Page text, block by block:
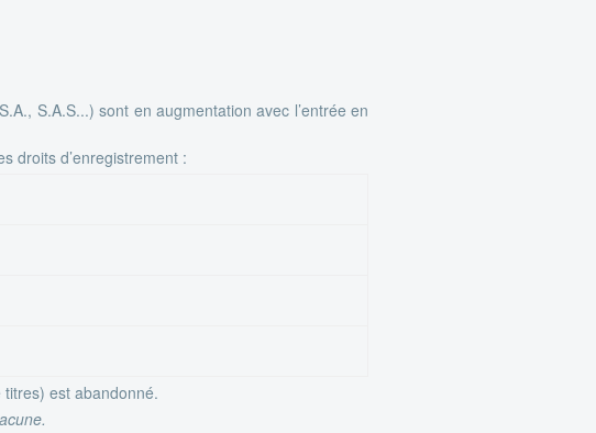
S.A.S...) sont en augmentation avec l’entrée en
droits d’enregistrement :
est abandonné.